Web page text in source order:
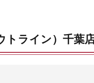
トライン）千葉